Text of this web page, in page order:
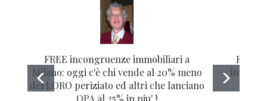
FREE incongruenze immobiliari a
Milano: oggi c'è chi vende al 20% meno
del LORO periziato ed altri che lanciano
OPA al 25% in piu' !
FREE